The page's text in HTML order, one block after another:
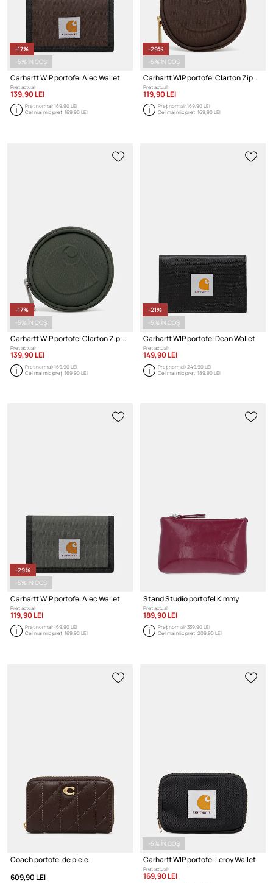
-17%
-5% ÎN COȘ
Carhartt WIP portofel Alec Wallet
Preț actual:
139,90 LEI
Preț normal:169,90 LEI
Cel mai mic preț:169,90 LEI
-29%
-5% ÎN COȘ
Carhartt WIP portofel Clarton Zip Wallet
Preț actual:
119,90 LEI
Preț normal:169,90 LEI
Cel mai mic preț:169,90 LEI
-17%
-5% ÎN COȘ
Carhartt WIP portofel Clarton Zip Wallet
Preț actual:
139,90 LEI
Preț normal:169,90 LEI
Cel mai mic preț:169,90 LEI
-21%
-5% ÎN COȘ
Carhartt WIP portofel Dean Wallet
Preț actual:
149,90 LEI
Preț normal:249,90 LEI
Cel mai mic preț:189,90 LEI
-29%
-5% ÎN COȘ
Carhartt WIP portofel Alec Wallet
Preț actual:
119,90 LEI
Preț normal:169,90 LEI
Cel mai mic preț:169,90 LEI
Stand Studio portofel Kimmy
Preț actual:
189,90 LEI
Preț normal:339,90 LEI
Cel mai mic preț:209,90 LEI
Coach portofel de piele
609,90 LEI
-5% ÎN COȘ
Carhartt WIP portofel Leroy Wallet
Preț actual:
169,90 LEI